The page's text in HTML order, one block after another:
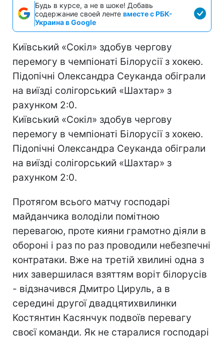
Будь в курсе, а не в шоке! Добавь
содержание своей ленте вместе с РБК-
Украина в Google
Київський «Сокіл» здобув чергову
перемогу в чемпіонаті Білорусії з хокею.
Підопічні Олександра Сеуканда обіграли
на виїзді солігорський «Шахтар» з
рахунком 2:0.
Київський «Сокіл» здобув чергову
перемогу в чемпіонаті Білорусії з хокею.
Підопічні Олександра Сеуканда обіграли
на виїзді солігорський «Шахтар» з
рахунком 2:0.
Протягом всього матчу господарі
майданчика володіли помітною
перевагою, проте кияни грамотно діяли в
обороні і раз по раз проводили небезпечні
контратаки. Вже на третій хвилині одна з
них завершилася взяттям воріт білорусів
- відзначився Дмитро Цируль, а в
середині другої двадцятихвилинки
Костянтин Касянчук подвоїв перевагу
своєї команди. Як не старалися господарі